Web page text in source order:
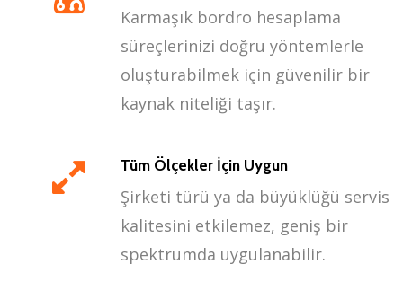
Karmaşık bordro hesaplama
süreçlerinizi doğru yöntemlerle
oluşturabilmek için güvenilir bir
kaynak niteliği taşır.
Tüm Ölçekler İçin Uygun
Şirketi türü ya da büyüklüğü servis
kalitesini etkilemez, geniş bir
spektrumda uygulanabilir.